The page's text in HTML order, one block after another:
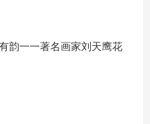
韵一一著名画家刘天鹰花